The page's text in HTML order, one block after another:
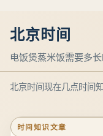
北京时间
电饭煲蒸米饭需要多
北京时间现在几点时间
时间知识文章